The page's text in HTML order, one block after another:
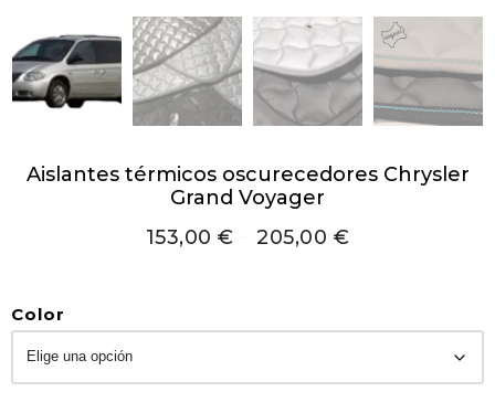
Aislantes térmicos oscurecedores Chrysler
Grand Voyager
153,00€ 205,00 €
Color